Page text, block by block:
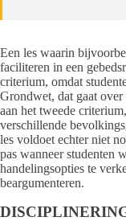
Een les waarin
faciliteren in een
criterium, omdat
Grondwet, dat gaat
aan het tweede
verschillende
les voldoet echter niet
pas wanneer studenten
handelingsopties te
beargumenteren.